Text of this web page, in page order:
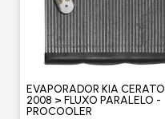
EVAPORADOR KIA CERATO
2008 > FLUXO PARALELO -
PROCOOLER